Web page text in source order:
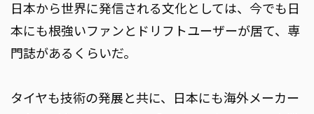
日本から世界に発信される文化としては、今でも日
本にも根強いファンとドリフトユーザーが居て、専
門誌があるくらいだ。
タイヤも技術の発展と共に、日本にも海外メーカー